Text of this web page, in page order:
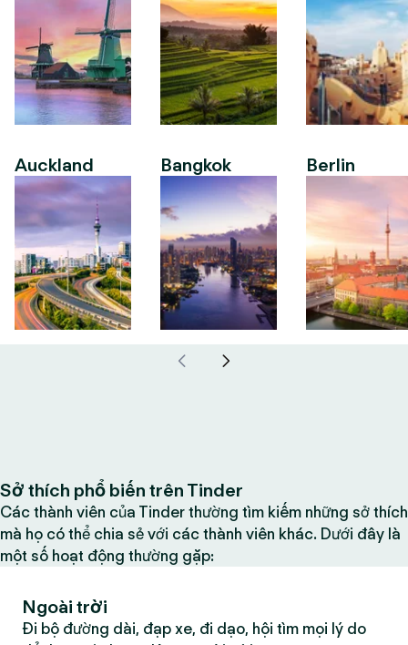
Auckland Bangkok Berlin
Sở thích phổ biến trên Tinder
Các thành viên của Tinder thường tìm kiếm những sở thích
mà họ có thể chia sẻ với các thành viên khác. Dưới đây là
một số hoạt động thường gặp:
Ngoài trời
Đi bộ đường dài, đạp xe, đi dạo, hội tìm mọi lý do